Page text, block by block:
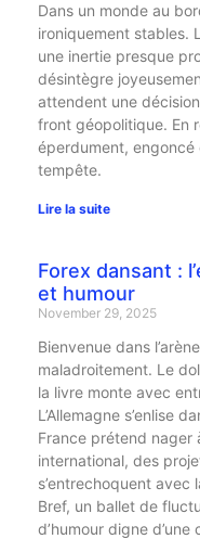
Dans un monde au
ironiquement stables.
une inertie presque
désintègre
attendent une
front géopolitique. En
éperdument, engoncé
tempête.
Lire la suite
Forex dansant :
et humour
November 29, 2025
Bienvenue dans
maladroitement. Le
la livre monte avec
L’Allemagne s’enlise
France prétend nager
international, des
s’entrechoquent avec
Bref, un ballet de
d’humour digne